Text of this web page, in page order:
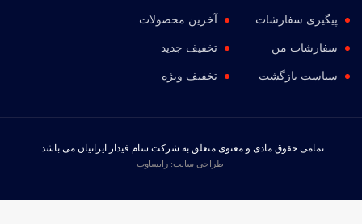
پیگیری سفارشات
سفارشات من
سیاست بازگشت
آخرین محصولات
تخفیف جدید
تخفیف ویژه
تمامی حقوق مادی و معنوی متعلق به شرکت سام فیدار ایرانیان می باشد.
طراحی سایت: رایساوب